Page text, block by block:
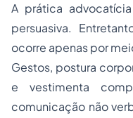
A prática
persuasiva.
ocorre apenas por
Gestos, postura
e vestimenta
comunicação não